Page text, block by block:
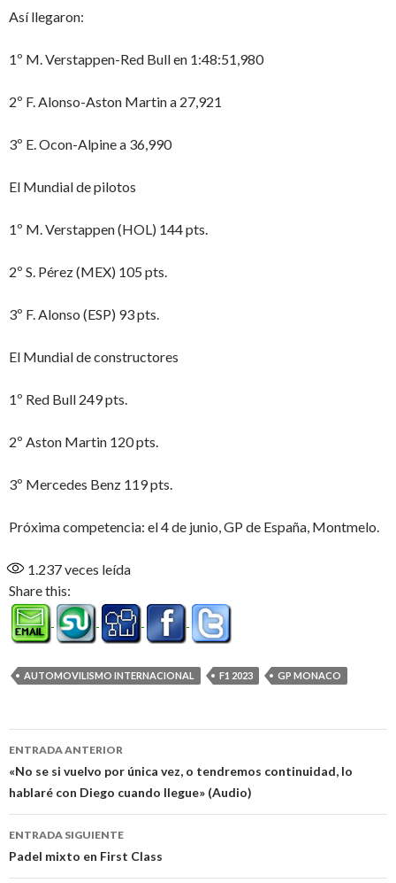
Así llegaron:
1º M. Verstappen-Red Bull en 1:48:51,980
2º F. Alonso-Aston Martin a 27,921
3º E. Ocon-Alpine a 36,990
El Mundial de pilotos
1º M. Verstappen (HOL) 144 pts.
2º S. Pérez (MEX) 105 pts.
3º F. Alonso (ESP) 93 pts.
El Mundial de constructores
1º Red Bull 249 pts.
2º Aston Martin 120 pts.
3º Mercedes Benz 119 pts.
Próxima competencia: el 4 de junio, GP de España, Montmelo.
1.237veces leída
Share this:
AUTOMOVILISMO INTERNACIONAL F1 2023 GP MONACO
Navegación
de
entradas
ENTRADA ANTERIOR
«No se si vuelvo por única vez, o tendremos continuidad, lo
hablaré con Diego cuando llegue» (Audio)
ENTRADA SIGUIENTE
Padel mixto en First Class